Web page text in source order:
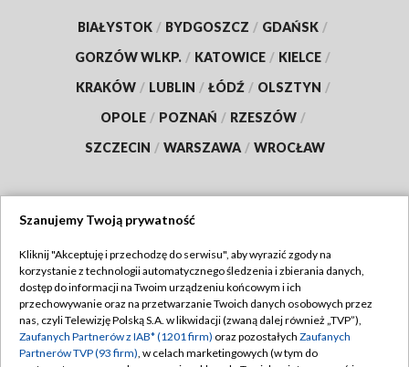
BIAŁYSTOK / BYDGOSZCZ / GDAŃSK /
GORZÓW WLKP. / KATOWICE / KIELCE /
KRAKÓW / LUBLIN / ŁÓDŹ / OLSZTYN /
OPOLE / POZNAŃ / RZESZÓW /
SZCZECIN / WARSZAWA / WROCŁAW
TVP
Abonament TVP
Emisja w TVP
Centrum informacji TVP
Regulamin TVP
Polityka prywatności
Szanujemy Twoją prywatność
Kliknij "Akceptuję i przechodzę do serwisu", aby wyrazić zgody na
korzystanie z technologii automatycznego śledzenia i zbierania danych,
dostęp do informacji na Twoim urządzeniu końcowym i ich
przechowywanie oraz na przetwarzanie Twoich danych osobowych przez
nas, czyli Telewizję Polską S.A. w likwidacji (zwaną dalej również „TVP”),
Zaufanych Partnerów z IAB* (1201 firm) oraz pozostałych Zaufanych
Partnerów TVP (93 firm), w celach marketingowych (w tym do